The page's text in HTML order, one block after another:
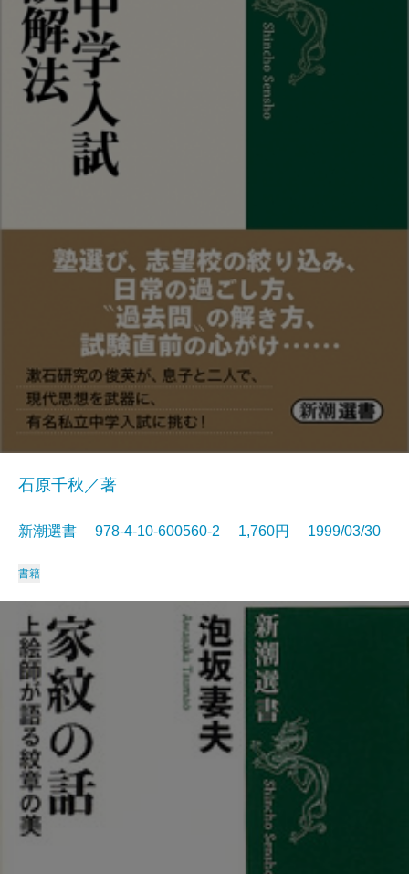
石原千秋／著
新潮選書 978-4-10-600560-2 1,760円 1999/03/30
書籍